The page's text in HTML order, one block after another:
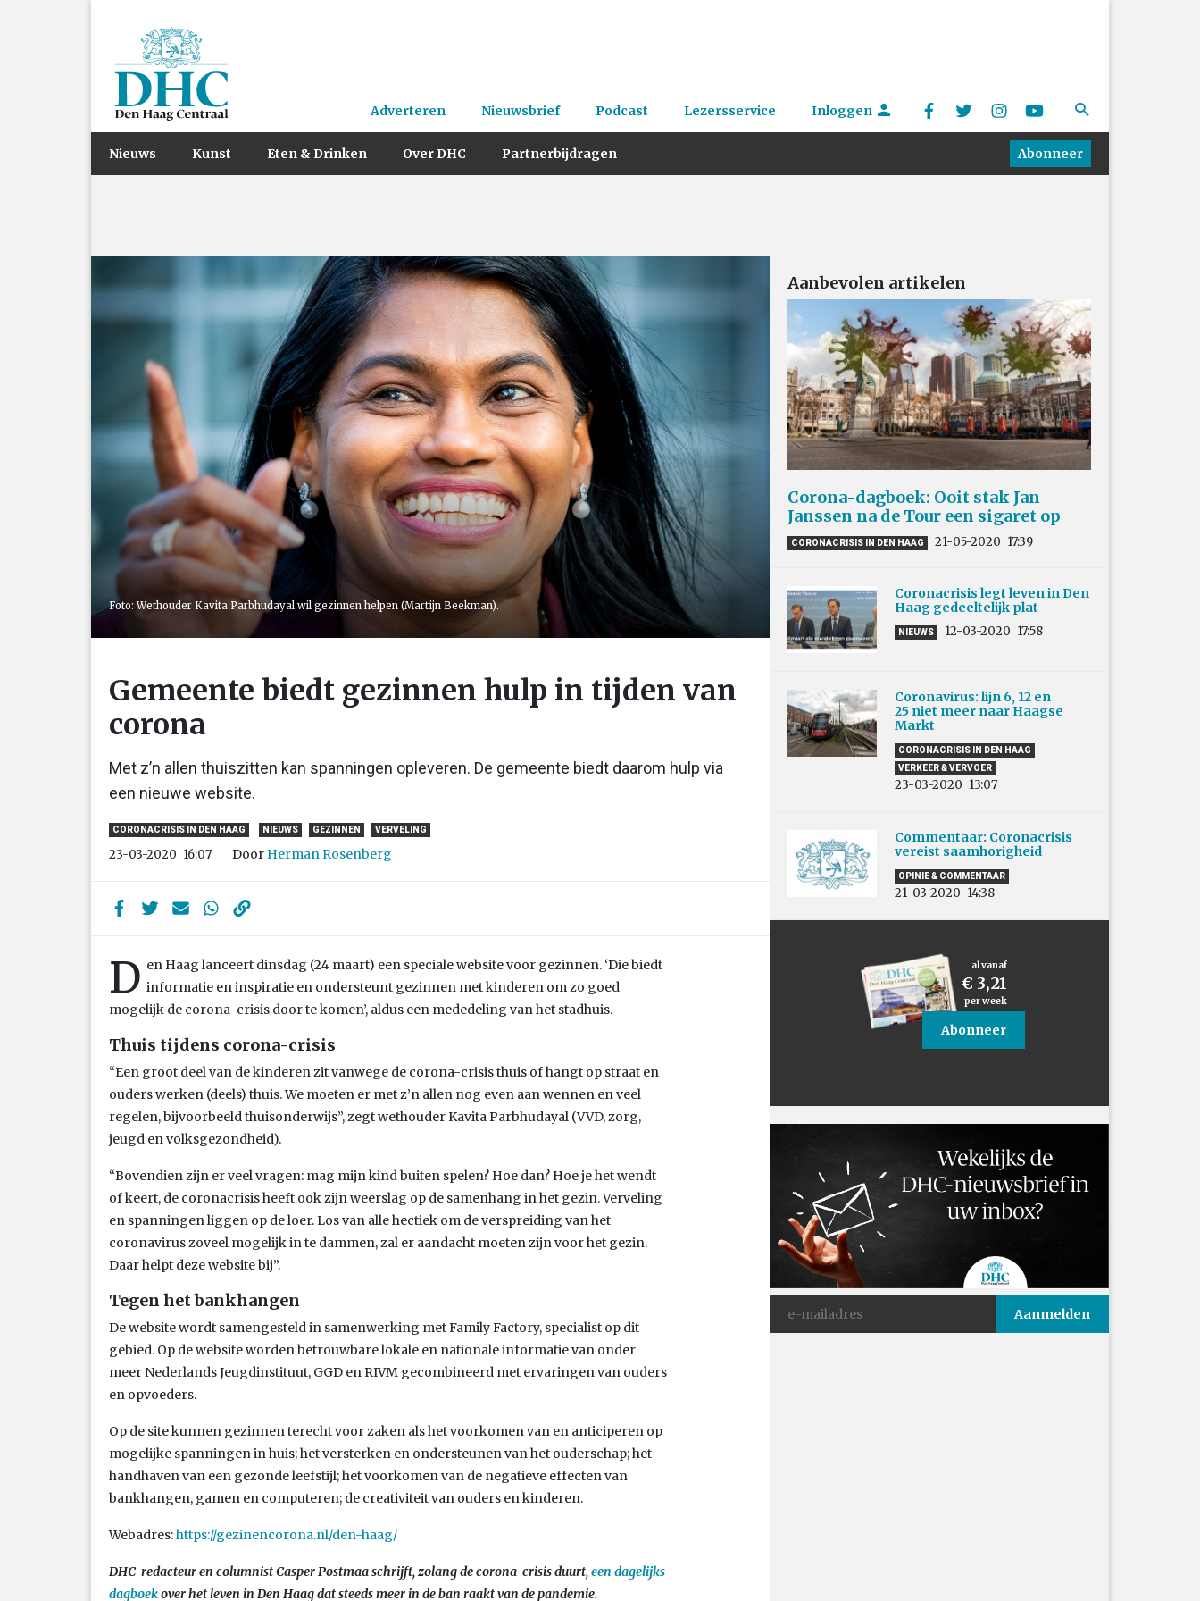
Adverteren Nieuwsbrief Podcast Lezersservice Inloggen
Nieuws Kunst Eten & Drinken Over DHC Partnerbijdragen Abonneer
Foto: Wethouder Kavita Parbhudayal wil gezinnen helpen (Martijn Beekman).
Gemeente biedt gezinnen hulp in tijden van
corona
Met z’n allen thuiszitten kan spanningen opleveren. De gemeente biedt daarom hulp via
een nieuwe website.
CORONACRISIS IN DEN HAAG NIEUWS GEZINNEN VERVELING
23-03-2020 16:07 Door Herman Rosenberg
D en Haag lanceert dinsdag (24 maart) een speciale website voor gezinnen. ‘Die biedt
informatie en inspiratie en ondersteunt gezinnen met kinderen om zo goed
mogelijk de corona-crisis door te komen’, aldus een mededeling van het stadhuis.
Thuis tijdens corona-crisis
“Een groot deel van de kinderen zit vanwege de corona-crisis thuis of hangt op straat en
ouders werken (deels) thuis. We moeten er met z’n allen nog even aan wennen en veel
regelen, bijvoorbeeld thuisonderwijs”, zegt wethouder Kavita Parbhudayal (VVD, zorg,
jeugd en volksgezondheid).
“Bovendien zijn er veel vragen: mag mijn kind buiten spelen? Hoe dan? Hoe je het wendt
of keert, de coronacrisis heeft ook zijn weerslag op de samenhang in het gezin. Verveling
en spanningen liggen op de loer. Los van alle hectiek om de verspreiding van het
coronavirus zoveel mogelijk in te dammen, zal er aandacht moeten zijn voor het gezin.
Daar helpt deze website bij”.
Tegen het bankhangen
De website wordt samengesteld in samenwerking met Family Factory, specialist op dit
gebied. Op de website worden betrouwbare lokale en nationale informatie van onder
meer Nederlands Jeugdinstituut, GGD en RIVM gecombineerd met ervaringen van ouders
en opvoeders.
Op de site kunnen gezinnen terecht voor zaken als het voorkomen van en anticiperen op
mogelijke spanningen in huis; het versterken en ondersteunen van het ouderschap; het
handhaven van een gezonde leefstijl; het voorkomen van de negatieve effecten van
bankhangen, gamen en computeren; de creativiteit van ouders en kinderen.
Webadres:https://gezinencorona.nl/den-haag/
DHC-redacteur en columnist Casper Postmaa schrijft, zolang de corona-crisis duurt, een dagelijks
dagboekover het leven in Den Haag dat steeds meer in de ban raakt van de pandemie.
Aanbevolen artikelen
Corona-dagboek: Ooit stak Jan
Janssen na de Tour een sigaret op
CORONACRISIS IN DEN HAAG 21-05-2020 17:39
Coronacrisis legt leven in Den
Haag gedeeltelijk plat
NIEUWS 12-03-2020 17:58
Coronavirus: lijn 6, 12 en
25 niet meer naar Haagse
Markt
CORONACRISIS IN DEN HAAG
VERKEER & VERVOER
23-03-2020 13:07
Commentaar: Coronacrisis
vereist saamhorigheid
OPINIE & COMMENTAAR
21-03-2020 14:38
al vanaf
€ 3,21
per week
Abonneer